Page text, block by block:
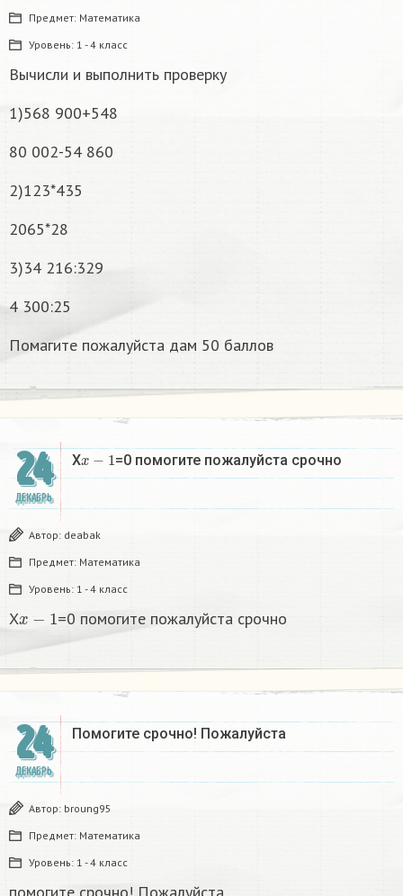
Предмет: Математика
Уровень: 1 - 4 класс
Вычисли и выполнить проверку
1)568 900+548
80 002-54 860
2)123*435
2065*28
3)34 216:329
4 300:25
Помагите пожалуйста дам 50 баллов
24
ДЕКАБРЬ
Xx−1 =0 помогите пожалуйста срочно
Автор: deabak
Предмет: Математика
Уровень: 1 - 4 класс
X =0 помогите пожалуйста срочно
24
ДЕКАБРЬ
Помогите срочно! Пожалуйста
Автор: broung95
Предмет: Математика
Уровень: 1 - 4 класс
помогите срочно! Пожалуйста